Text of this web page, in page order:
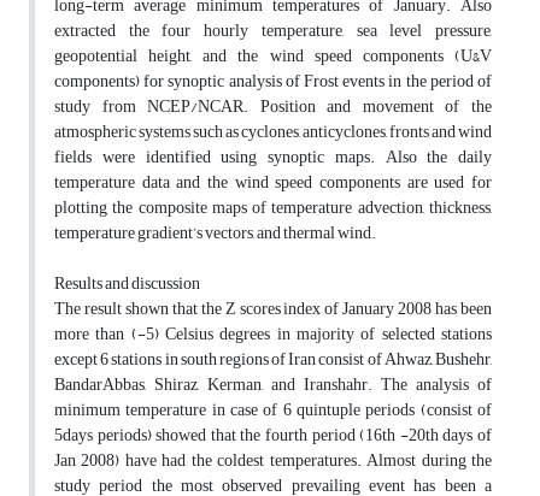
extracted the four hourly temperature, sea level pressure,
geopotential height, and the wind speed components (U&V
components) for synoptic analysis of Frost events in the period of
study from NCEP/NCAR. Position and movement of the
atmospheric systems such as cyclones, anticyclones, fronts and wind
fields were identified using synoptic maps. Also the daily
temperature data and the wind speed components are used for
plotting the composite maps of temperature advection, thickness,
temperature gradient’s vectors, and thermal wind.
Results and discussion
The result shown that the Z scores index of January 2008 has been
more than (-5) Celsius degrees in majority of selected stations
except 6 stations in south regions of Iran consist of Ahwaz, Bushehr,
BandarAbbas, Shiraz, Kerman, and Iranshahr. The analysis of
minimum temperature in case of 6 quintuple periods (consist of
5days periods) showed that the fourth period (16th -20th days of
Jan 2008) have had the coldest temperatures. Almost during the
study period the most observed prevailing event has been a